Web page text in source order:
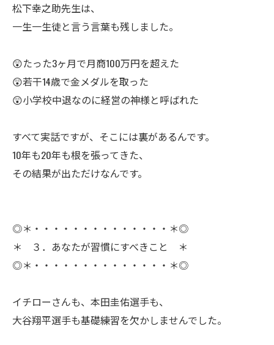
松下幸之助先生は、
一生一生徒と言う言葉も残しました。
😲たった3ヶ月で月商100万円を超えた
😲若干14歳で金メダルを取った
😲小学校中退なのに経営の神様と呼ばれた
ㅤすべて実話ですが、そこには裏があるんです。
10年も20年も根を張ってきた、
その結果が出ただけなんです。
◎＊・・・・・・・・・・・・・・＊◎
＊ ３．あなたが習慣にすべきこと ＊
◎＊・・・・・・・・・・・・・・＊◎
ㅤイチローさんも、本田圭佑選手も、
大谷翔平選手も基礎練習を欠かしませんでした。